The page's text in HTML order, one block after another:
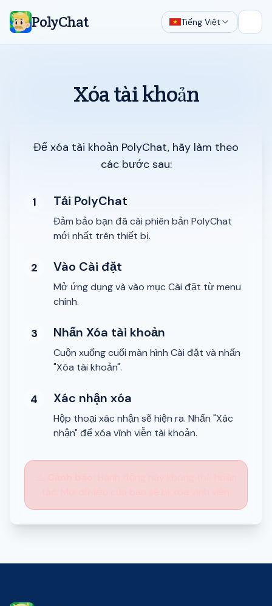
PolyChat Tiếng Việt Mở
Xóa tài khoản
Để xóa tài khoản PolyChat, hãy làm theo
các bước sau:
1 Tải PolyChat
Đảm bảo bạn đã cài phiên bản PolyChat
mới nhất trên thiết bị.
2 Vào Cài đặt
Mở ứng dụng và vào mục Cài đặt từ menu
chính.
3 Nhấn Xóa tài khoản
Cuộn xuống cuối màn hình Cài đặt và nhấn
"Xóa tài khoản".
4 Xác nhận xóa
Hộp thoại xác nhận sẽ hiện ra. Nhấn "Xác
nhận" để xóa vĩnh viễn tài khoản.